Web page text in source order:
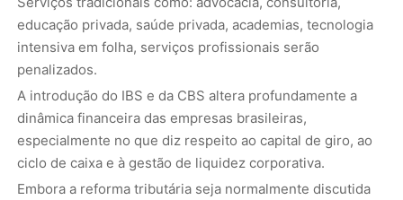
educação privada, saúde privada, academias, tecnologia
intensiva em folha, serviços profissionais serão
penalizados.
A introdução do IBS e da CBS altera profundamente a
dinâmica financeira das empresas brasileiras,
especialmente no que diz respeito ao capital de giro, ao
ciclo de caixa e à gestão de liquidez corporativa.
Embora a reforma tributária seja normalmente discutida